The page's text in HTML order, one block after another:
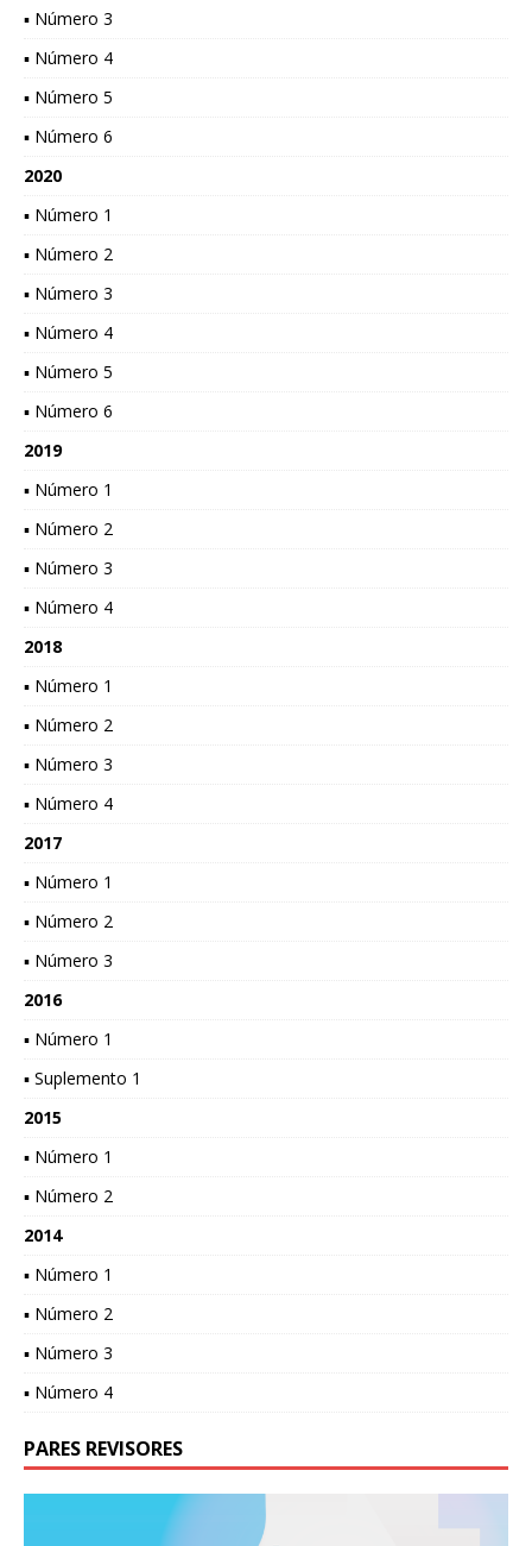
▪ Número 3
▪ Número 4
▪ Número 5
▪ Número 6
2020
▪ Número 1
▪ Número 2
▪ Número 3
▪ Número 4
▪ Número 5
▪ Número 6
2019
▪ Número 1
▪ Número 2
▪ Número 3
▪ Número 4
2018
▪ Número 1
▪ Número 2
▪ Número 3
▪ Número 4
2017
▪ Número 1
▪ Número 2
▪ Número 3
2016
▪ Número 1
▪ Suplemento 1
2015
▪ Número 1
▪ Número 2
2014
▪ Número 1
▪ Número 2
▪ Número 3
▪ Número 4
PARES REVISORES